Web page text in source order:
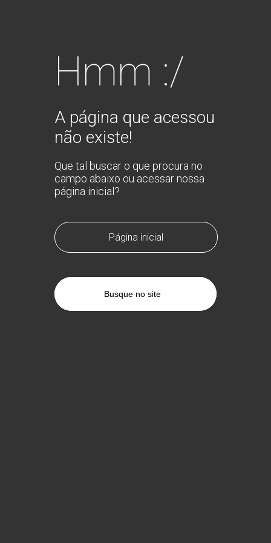
Hmm :/
A página que acessou
não existe!
Que tal buscar o que procura no
campo abaixo ou acessar nossa
página inicial?
Página inicial